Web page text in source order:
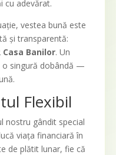
cu adevărat.
vestea bună este
și transparentă:
Banilor. Un
o singură dobândă —
Flexibil
nostru gândit special
viața financiară în
de plătit lunar, fie că